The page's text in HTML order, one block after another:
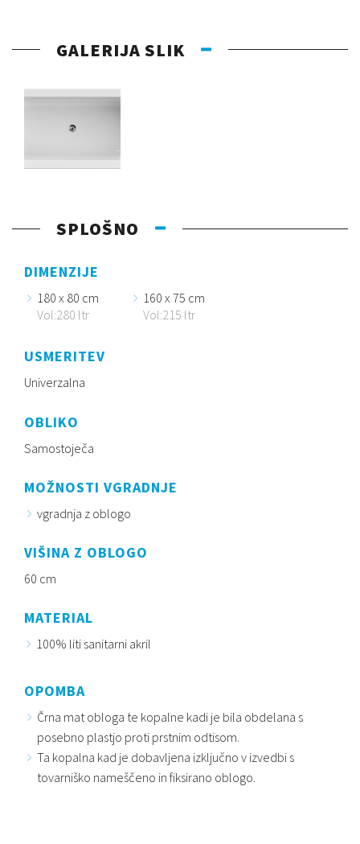
GALERIJA SLIK
SPLOŠNO
DIMENZIJE
180 x 80 cm
Vol:280 ltr
160 x 75 cm
Vol:215 ltr
USMERITEV
Univerzalna
OBLIKO
Samostoječa
MOŽNOSTI VGRADNJE
vgradnja z oblogo
VIŠINA Z OBLOGO
60 cm
MATERIAL
100% liti sanitarni akril
OPOMBA
Črna mat obloga te kopalne kadi je bila obdelana s
posebno plastjo proti prstnim odtisom.
Ta kopalna kad je dobavljena izključno v izvedbi s
tovarniško nameščeno in fiksirano oblogo.